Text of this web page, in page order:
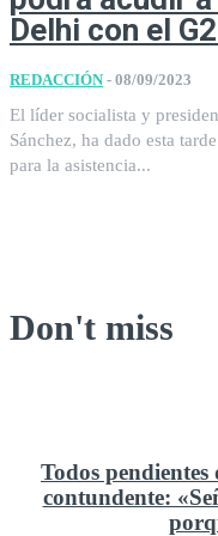
Delhi con el
REDACCIÓN - 08/09/2023
El líder socialista y
Sánchez, ha dado esta
para la asistencia...
Don't miss
Todos
contundente: